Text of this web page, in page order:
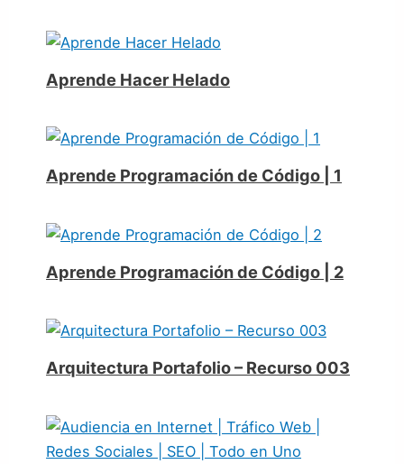
Aprende Hacer Helado
Aprende Programación de Código | 1
Aprende Programación de Código | 2
Arquitectura Portafolio – Recurso 003